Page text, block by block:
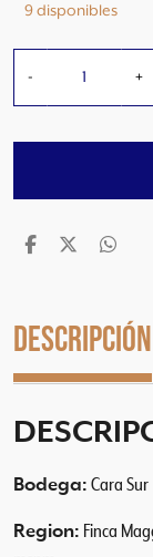
9 disponibles
-
a
a
n
j
n
i
+
Descripción
Bodega: Cara Sur
Region: Finca